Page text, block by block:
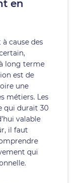
en
cause des
long terme
est de
une
métiers. Les
qui durait 30
valable
il faut
qui